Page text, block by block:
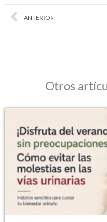
PrevANTERIOR
Otros